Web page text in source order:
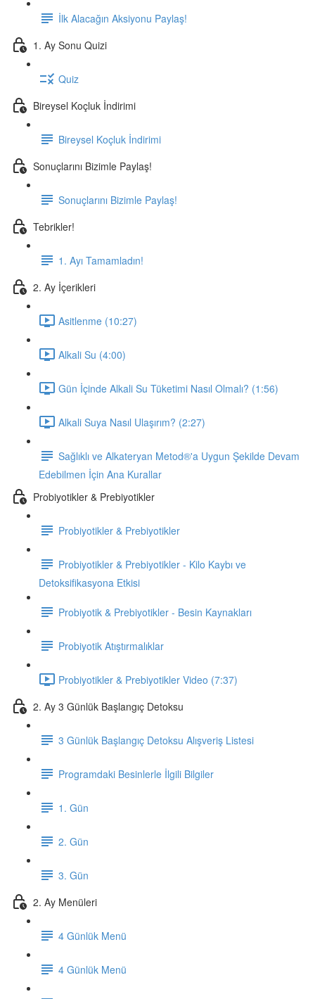
İlk Alacağın Aksiyonu Paylaş!
1. Ay Sonu Quizi
Quiz
Bireysel Koçluk İndirimi
Bireysel Koçluk İndirimi
Sonuçlarını Bizimle Paylaş!
Sonuçlarını Bizimle Paylaş!
Tebrikler!
1. Ayı Tamamladın!
2. Ay İçerikleri
Asitlenme (10:27)
Alkali Su (4:00)
Gün İçinde Alkali Su Tüketimi Nasıl Olmalı? (1:56)
Alkali Suya Nasıl Ulaşırım? (2:27)
Sağlıklı ve Alkateryan Metod®'a Uygun Şekilde Devam
Edebilmen İçin Ana Kurallar
Probiyotikler & Prebiyotikler
Probiyotikler & Prebiyotikler
Probiyotikler & Prebiyotikler - Kilo Kaybı ve
Detoksifikasyona Etkisi
Probiyotik & Prebiyotikler - Besin Kaynakları
Probiyotik Atıştırmalıklar
Probiyotikler & Prebiyotikler Video (7:37)
2. Ay 3 Günlük Başlangıç Detoksu
3 Günlük Başlangıç Detoksu Alışveriş Listesi
Programdaki Besinlerle İlgili Bilgiler
1. Gün
2. Gün
3. Gün
2. Ay Menüleri
4 Günlük Menü
4 Günlük Menü